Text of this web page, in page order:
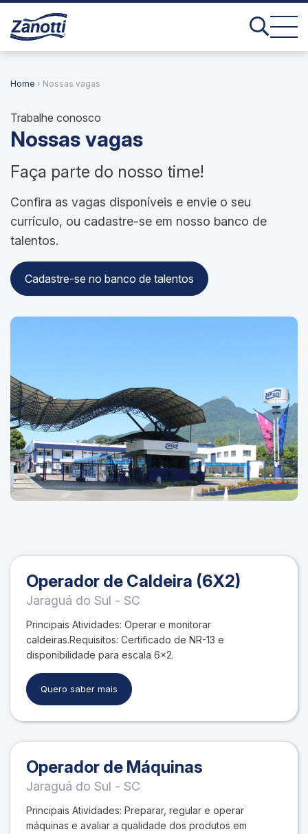
Home › Nossas vagas
Trabalhe conosco
Nossas vagas
Faça parte do nosso time!
Confira as vagas disponíveis e envie o seu
currículo, ou cadastre-se em nosso banco de
talentos.
Cadastre-se no banco de talentos
Operador de Caldeira (6X2)
Jaraguá do Sul - SC
Principais Atividades: Operar e monitorar
caldeiras.Requisitos: Certificado de NR-13 e
disponibilidade para escala 6×2.
Quero saber mais
Operador de Máquinas
Jaraguá do Sul - SC
Principais Atividades: Preparar, regular e operar
máquinas e avaliar a qualidade dos produtos em